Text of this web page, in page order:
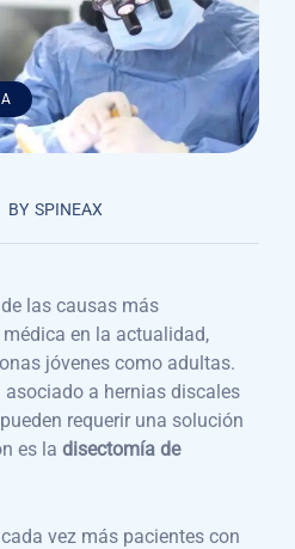
BY SPINEAX
las causas más
en la actualidad,
jóvenes como adultas.
asociado a hernias discales
requerir una solución
es la disectomía de
vez más pacientes con